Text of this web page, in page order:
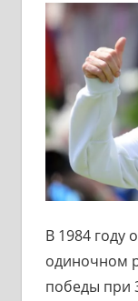
В 1984 году
одиночном
победы при